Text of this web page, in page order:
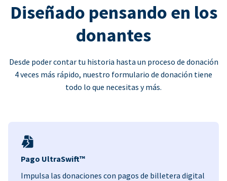
Diseñado pensando en los
donantes
Desde poder contar tu historia hasta un proceso de donación
4 veces más rápido, nuestro formulario de donación tiene
todo lo que necesitas y más.
Pago UltraSwift™
Impulsa las donaciones con pagos de billetera digital